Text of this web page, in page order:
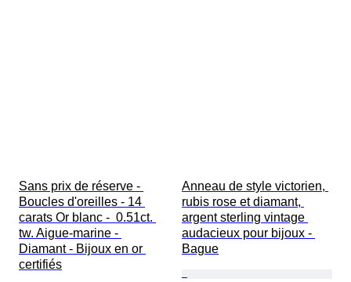
Sans prix de réserve -
Boucles d'oreilles - 14
carats Or blanc -  0.51ct.
tw. Aigue-marine -
Diamant - Bijoux en or
certifiés
Anneau de style victorien,
rubis rose et diamant,
argent sterling vintage
audacieux pour bijoux -
Bague